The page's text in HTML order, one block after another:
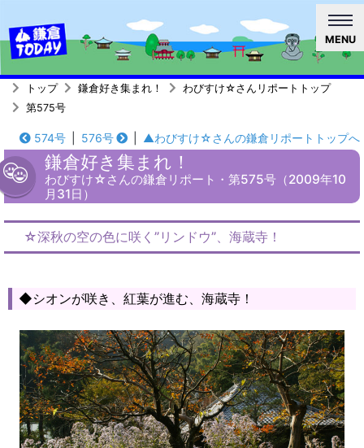
MENU
トップ 鎌倉好き集まれ！
わびすけ☆さんリポートトップ
第575号
574号 576号 ▲わびすけ☆さんの鎌倉リポートトップへ
鎌倉好き集まれ！
わびすけ☆さんの鎌倉リポート・第575号（2009年10
月31日）
☆深秋の空の色に咲く”リンドウ”、海蔵寺！
◆シオンが咲き、紅葉が進む、海蔵寺！